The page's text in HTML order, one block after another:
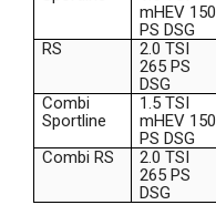
mHEV 150
PS DSG
RS
2.0 TSI
265 PS
DSG
Combi
Sportline
1.5 TSI
mHEV 150
PS DSG
Combi RS
2.0 TSI
265 PS
DSG